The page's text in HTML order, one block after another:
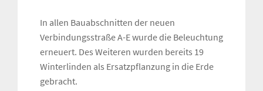
In allen Bauabschnitten der neuen
Verbindungsstraße A-E wurde die Beleuchtung
erneuert. Des Weiteren wurden bereits 19
Winterlinden als Ersatzpflanzung in die Erde
gebracht.